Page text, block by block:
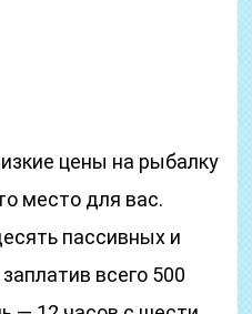
цены на рыбалку
место для вас.
пассивных и
всего 500